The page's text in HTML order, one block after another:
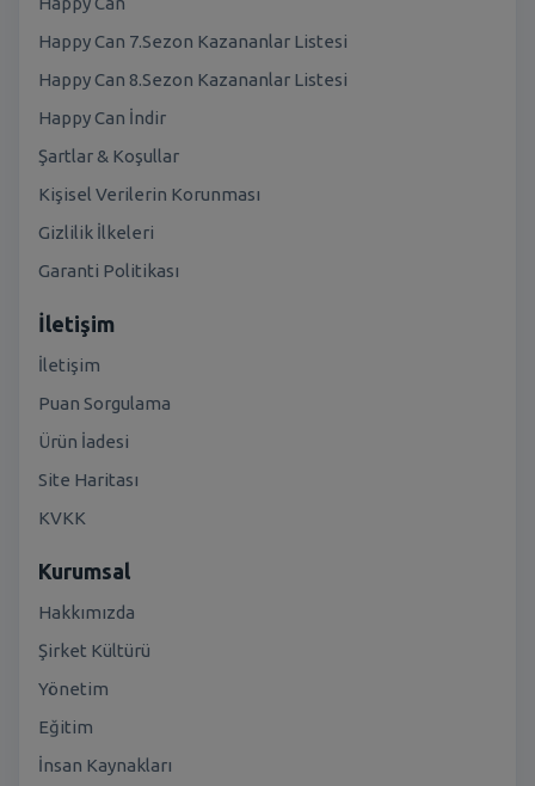
Happy Can 7.Sezon Kazananlar Listesi
Happy Can 8.Sezon Kazananlar Listesi
Happy Can İndir
Şartlar & Koşullar
Kişisel Verilerin Korunması
Gizlilik İlkeleri
Garanti Politikası
İletişim
İletişim
Puan Sorgulama
Ürün İadesi
Site Haritası
KVKK
Kurumsal
Hakkımızda
Şirket Kültürü
Yönetim
Eğitim
İnsan Kaynakları